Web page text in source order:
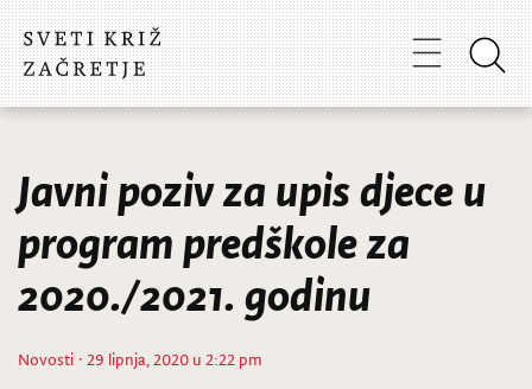
Javni poziv za upis djece u
program predškole za
2020./2021. godinu
Novosti · 29 lipnja, 2020 u 2:22 pm